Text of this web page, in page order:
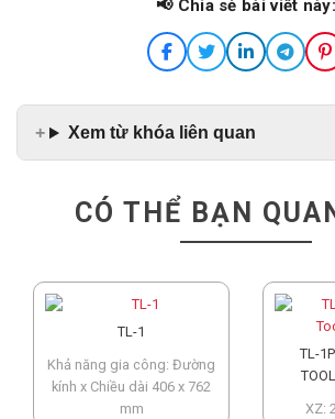
📢 Chia sẻ bài viết này:
Xem từ khóa liên quan
CÓ THỂ BẠN
TL-1
Khả năng gia công: Đường
kính x Chiều dài 406 x 762
mm
TL-
XZ: